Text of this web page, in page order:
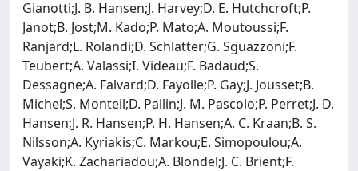
Gianotti;J. B. Hansen;J. Harvey;D. E. Hutchcroft;P.
Janot;B. Jost;M. Kado;P. Mato;A. Moutoussi;F.
Ranjard;L. Rolandi;D. Schlatter;G. Sguazzoni;F.
Teubert;A. Valassi;I. Videau;F. Badaud;S.
Dessagne;A. Falvard;D. Fayolle;P. Gay;J. Jousset;B.
Michel;S. Monteil;D. Pallin;J. M. Pascolo;P. Perret;J. D.
Hansen;J. R. Hansen;P. H. Hansen;A. C. Kraan;B. S.
Nilsson;A. Kyriakis;C. Markou;E. Simopoulou;A.
Vayaki;K. Zachariadou;A. Blondel;J. C. Brient;F.